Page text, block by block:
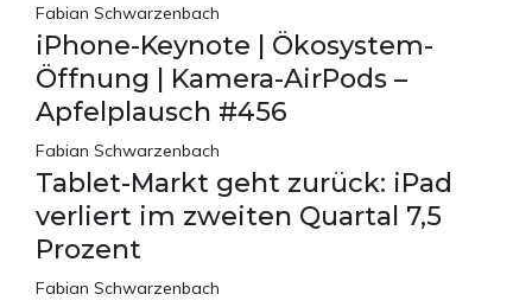
Fabian Schwarzenbach
iPhone-Keynote | Ökosystem-
Öffnung | Kamera-AirPods –
Apfelplausch #456
Fabian Schwarzenbach
Tablet-Markt geht zurück: iPad
verliert im zweiten Quartal 7,5
Prozent
Fabian Schwarzenbach